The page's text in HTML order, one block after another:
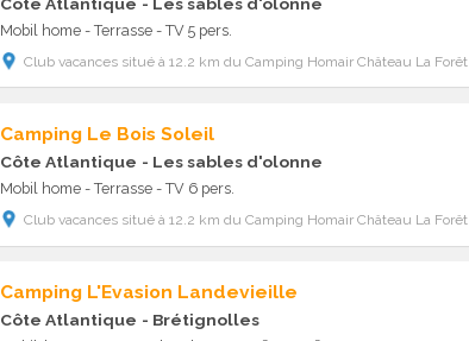
Mobil home - Terrasse - TV 5 pers.
Club vacances situé à 12.2 km du Camping Homair Château La Forêt
Camping Le Bois Soleil
Côte Atlantique - Les sables d'olonne
Mobil home - Terrasse - TV 6 pers.
Club vacances situé à 12.2 km du Camping Homair Château La Forêt
Camping L'Evasion Landevieille
Côte Atlantique - Brétignolles